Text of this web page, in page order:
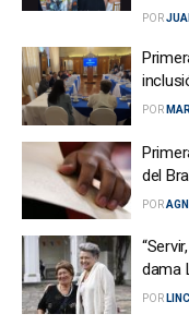
POR
POR
del
POR
dama
POR